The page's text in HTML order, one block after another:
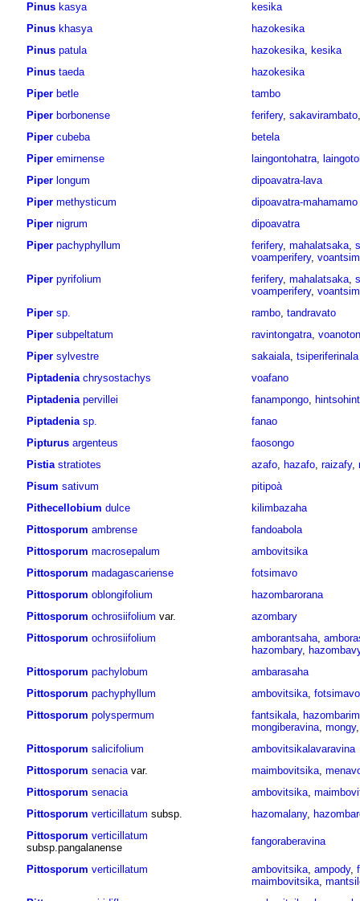
Pinus kasya
kesika
Pinus khasya
hazokesika
Pinus patula hazokesika, kesika
Pinus taeda
hazokesika
Piper betle
tambo
Piper borbonense ferifery, sakavirambato
Piper cubeba
betela
Piper emirnense laingontohatra,
Piper longum
dipoavatra-lava
Piper methysticum
dipoavatra-mahamamo
Piper nigrum
dipoavatra
Piper pachyphyllum ferifery, mahalatsaka,
voamperifery,
Piper pyrifolium ferifery, mahalatsaka,
voamperifery,
Piper sp. rambo, tandravato
Piper subpeltatum ravintongatra,
Piper sylvestre sakaiala, tsiperiferinala
Piptadenia chrysostachys
voafano
Piptadenia pervillei fanampongo,
Piptadenia sp.
fanao
Pipturus argenteus
faosongo
Pistia stratiotes azafo, hazafo, raizafy,
Pisum sativum
pitipoà
Pithecellobium dulce
kilimbazaha
Pittosporum ambrense
fandoabola
Pittosporum macrosepalum
ambovitsika
Pittosporum madagascariense
fotsimavo
Pittosporum oblongifolium
hazombarorana
Pittosporum ochrosiifolium var.
azombary
Pittosporum ochrosiifolium amborantsaha,
hazombary,
Pittosporum pachylobum
ambarasaha
Pittosporum pachyphyllum ambovitsika, fotsimavo
Pittosporum polyspermum fantsikala,
mongiberavina, mongy
Pittosporum salicifolium
ambovitsikalavaravina
Pittosporum senaciavar. maimbovitsika,
Pittosporum senacia ambovitsika,
Pittosporum verticillatum subsp. hazomalany,
Pittosporum verticillatum
subsp.pangalanense
fangoraberavina
Pittosporum verticillatum ambovitsika, ampody,
maimbovitsika,